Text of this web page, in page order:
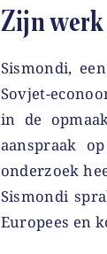
Zijn
Sismondi,
Sovjet-
in de
aanspraak
onderzoek
Sismondi
Europees en